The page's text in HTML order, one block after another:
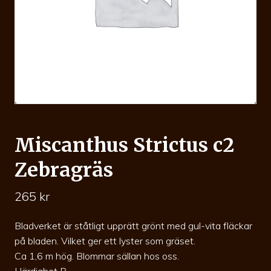
Miscanthus Strictus c2
Zebragräs
265 kr
Bladverket är ståtligt upprätt grönt med gul-vita fläckar
på bladen. Vilket ger ett lyster som gräset.
Ca 1,6 m hög. Blommar sällan hos oss.